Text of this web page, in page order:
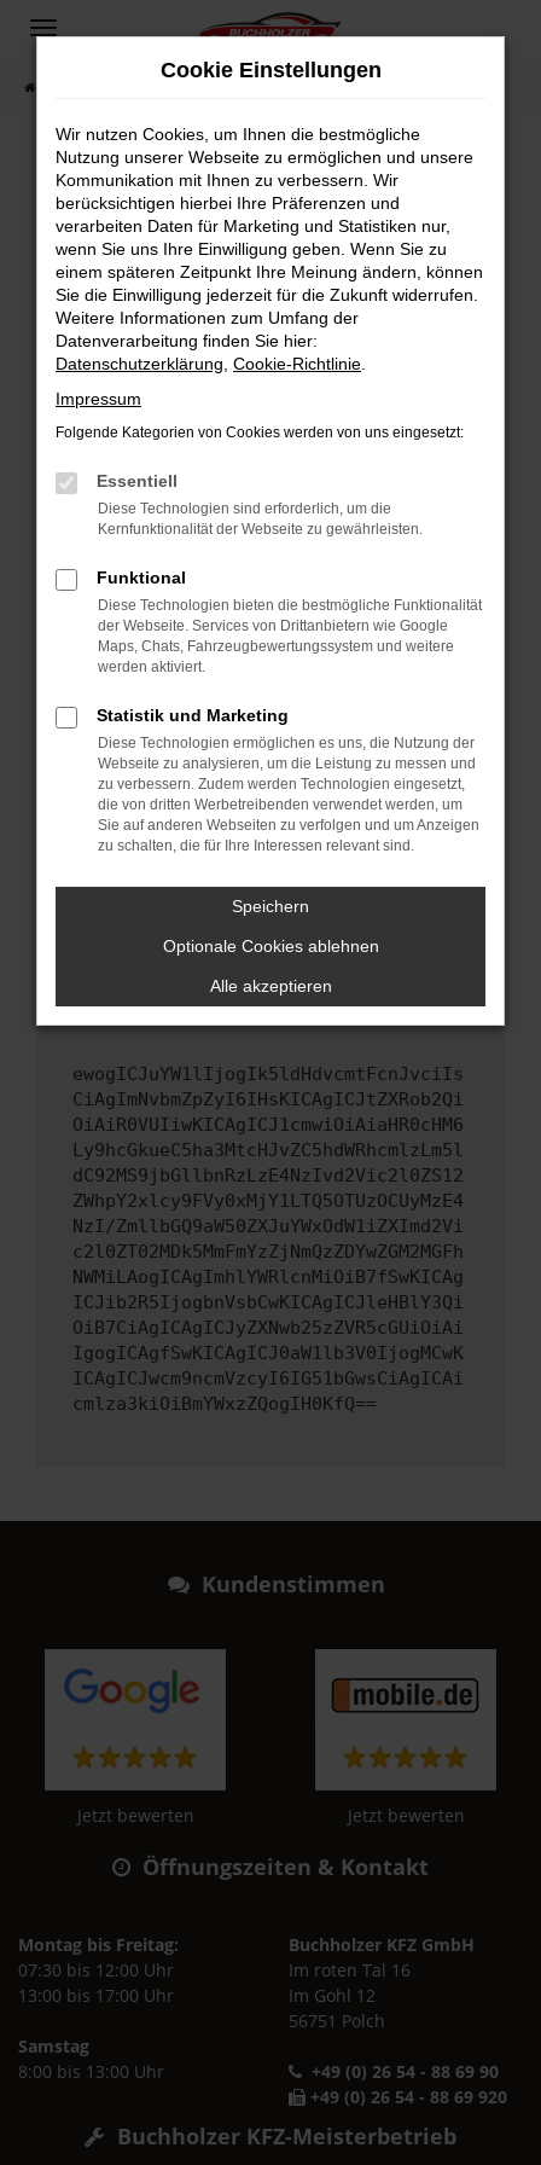
Zum
springen
Fahrzeugsuche
Fehler: Network Error
Beim Laden ist ein Fehler aufgetreten.
Hier sind ein paar Tipps, die dir helfen können:
Überprüfe deine Firewall und deine
Internetverbindung.
Laden andere Webseiten, zum Beispiel deine
Suchmaschine?
Prüfe deine Browsererweiterungen.
können das Laden bestimmter Seiten
verhindern. Funktioniert die Seite in einem
anderen Browser oder in einem privaten
Starte dein Gerät neu.
Das kann manchmal helfen, vorübergehende
Probleme zu beheben.
Betriebssystem auf dem neuesten Stand
sind.
Veraltete Software birgt nicht nur ein
Sicherheitsrisiko, sondern kann auch dazu
führen, dass bestimmte Funktionen nicht mehr
unterstützt werden.
Wende dich an den Webseitenbetreiber.
Wenn du alle oben genannten Schritte versucht
hast, kontaktiere uns bitte. Wir werden
versuchen, das Problem zu beheben. Du kannst
uns diesen Text schicken, um uns bei der
ewogICJuYW1lIjogIk5ldHdvcmtFcnJvciIs
CiAgImNvbmZpZyI6IHsKICAgICJtZXRob2Qi
OiAiR0VUIiwKICAgICJ1cmwiOiAiaHR0cHM6
Ly9hcGkueC5ha3MtcHJvZC5hdWRhcmlzLm5l
dC92MS9jbGllbnRzLzE4NzIvd2Vic2l0ZS12
ZWhpY2xlcy9FVy0xMjY1LTQ5OTUzOCUyMzE4
NzI/ZmllbGQ9aW50ZXJuYWxOdW1iZXImd2Vi
c2l0ZT02MDk5MmFmYzZjNmQzZDYwZGM2MGFh
NWMiLAogICAgImhlYWRlcnMiOiB7fSwKICAg
ICJib2R5IjogbnVsbCwKICAgICJleHBlY3Qi
OiB7CiAgICAgICJyZXNwb25zZVR5cGUiOiAi
IgogICAgfSwKICAgICJ0aW1lb3V0IjogMCwK
ICAgICJwcm9ncmVzcyI6IG51bGwsCiAgICAi
cmlza3kiOiBmYWxzZQogIH0KfQ==
Kundenstimmen
Jetzt bewerten Jetzt bewerten
Öffnungszeiten & Kontakt
Montag bis Freitag:
07:30 bis 12:00 Uhr
13:00 bis 17:00 Uhr
Samstag
8:00 bis 13:00 Uhr
Buchholzer KFZ GmbH
Im roten Tal 16
Im Gohl 12
56751 Polch
+49 (0) 26 54 - 88 69 90
+49 (0) 26 54 - 88 69 920
Buchholzer KFZ-Meisterbetrieb
Cookie Einstellungen
Wir nutzen Cookies, um Ihnen die bestmögliche
Nutzung unserer Webseite zu ermöglichen und unsere
Kommunikation mit Ihnen zu verbessern. Wir
berücksichtigen hierbei Ihre Präferenzen und
verarbeiten Daten für Marketing und Statistiken nur,
wenn Sie uns Ihre Einwilligung geben. Wenn Sie zu
einem späteren Zeitpunkt Ihre Meinung ändern, können
Sie die Einwilligung jederzeit für die Zukunft widerrufen.
Weitere Informationen zum Umfang der
Datenverarbeitung finden Sie hier:
Datenschutzerklärung Cookie-Richtlinie
Impressum
Folgende Kategorien von Cookies werden von uns eingesetzt:
Essentiell
Diese Technologien sind erforderlich, um die
Kernfunktionalität der Webseite zu gewährleisten.
Funktional
Diese Technologien bieten die bestmögliche Funktionalität
der Webseite. Services von Drittanbietern wie Google
Maps, Chats, Fahrzeugbewertungssystem und weitere
werden aktiviert.
Statistik und Marketing
Diese Technologien ermöglichen es uns, die Nutzung der
Webseite zu analysieren, um die Leistung zu messen und
zu verbessern. Zudem werden Technologien eingesetzt,
die von dritten Werbetreibenden verwendet werden, um
Sie auf anderen Webseiten zu verfolgen und um Anzeigen
zu schalten, die für Ihre Interessen relevant sind.
Speichern
Optionale Cookies ablehnen
Alle akzeptieren